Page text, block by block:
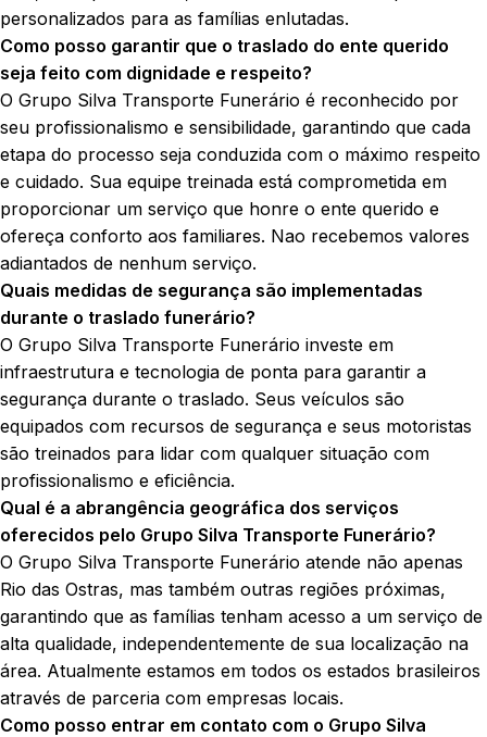
personalizados para as famílias enlutadas.
Como posso garantir que o traslado do ente querido
seja feito com dignidade e respeito?
O Grupo Silva Transporte Funerário é reconhecido por
seu profissionalismo e sensibilidade, garantindo que cada
etapa do processo seja conduzida com o máximo respeito
e cuidado. Sua equipe treinada está comprometida em
proporcionar um serviço que honre o ente querido e
ofereça conforto aos familiares. Nao recebemos valores
adiantados de nenhum serviço.
Quais medidas de segurança são implementadas
durante o traslado funerário?
O Grupo Silva Transporte Funerário investe em
infraestrutura e tecnologia de ponta para garantir a
segurança durante o traslado. Seus veículos são
equipados com recursos de segurança e seus motoristas
são treinados para lidar com qualquer situação com
profissionalismo e eficiência.
Qual é a abrangência geográfica dos serviços
oferecidos pelo Grupo Silva Transporte Funerário?
O Grupo Silva Transporte Funerário atende não apenas
Rio das Ostras, mas também outras regiões próximas,
garantindo que as famílias tenham acesso a um serviço de
alta qualidade, independentemente de sua localização na
área. Atualmente estamos em todos os estados brasileiros
através de parceria com empresas locais.
Como posso entrar em contato com o Grupo Silva